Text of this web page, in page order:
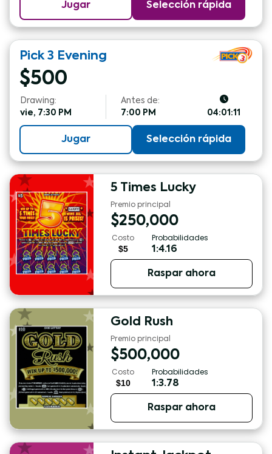
Jugar Selección rápida
Pick 3 Evening
$500
Drawing:
vie, 7:30 PM
Antes de:
7:00 PM
04:01:10
Jugar Selección rápida
5 Times Lucky
Premio principal
$250,000
Costo
$5
Probabilidades
1:4.16
Raspar ahora
Gold Rush
Premio principal
$500,000
Costo
$10
Probabilidades
1:3.78
Raspar ahora